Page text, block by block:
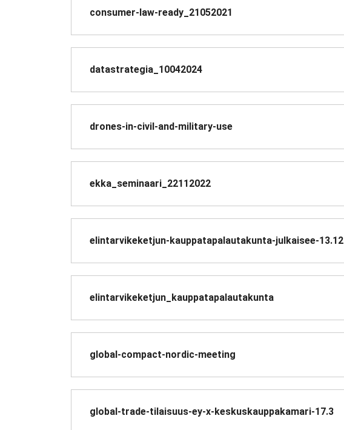
consumer-law-ready_21052021
datastrategia_10042024
drones-in-civil-and-military-use
ekka_seminaari_22112022
elintarvikeketjun-kauppatapalautakunta-julkaisee-13.12
elintarvikeketjun_kauppatapalautakunta
global-compact-nordic-meeting
global-trade-tilaisuus-ey-x-keskuskauppakamari-17.3